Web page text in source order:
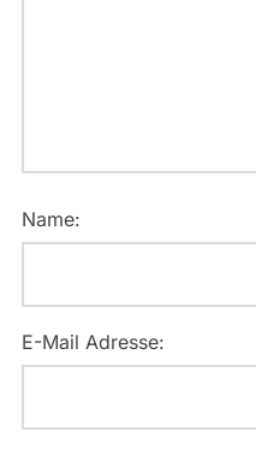
Name:
E-Mail Adresse: